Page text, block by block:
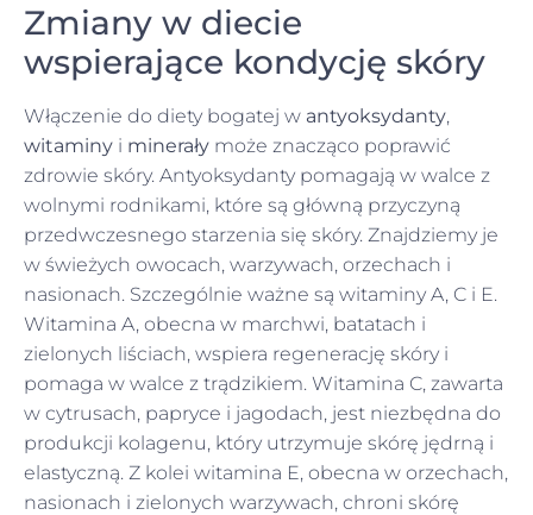
Zmiany w diecie
wspierające kondycję skóry
Włączenie do diety bogatej w antyoksydanty,
witaminy i minerały może znacząco poprawić
zdrowie skóry. Antyoksydanty pomagają w walce z
wolnymi rodnikami, które są główną przyczyną
przedwczesnego starzenia się skóry. Znajdziemy je
w świeżych owocach, warzywach, orzechach i
nasionach. Szczególnie ważne są witaminy A, C i E.
Witamina A, obecna w marchwi, batatach i
zielonych liściach, wspiera regenerację skóry i
pomaga w walce z trądzikiem. Witamina C, zawarta
w cytrusach, papryce i jagodach, jest niezbędna do
produkcji kolagenu, który utrzymuje skórę jędrną i
elastyczną. Z kolei witamina E, obecna w orzechach,
nasionach i zielonych warzywach, chroni skórę